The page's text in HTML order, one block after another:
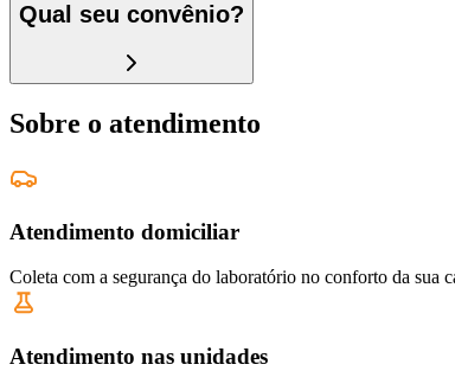
Qual seu convênio?
Sobre o atendimento
Atendimento domiciliar
Coleta com a segurança do laboratório no conforto da sua
Atendimento nas unidades